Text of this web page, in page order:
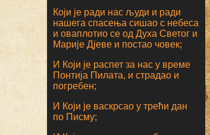
Који је ради нас људи и ради
нашега спасења сишао с небеса
и оваплотио се од Духа Светог и
Марије Дјеве и постао човек;
И Који је распет за нас у време
Понтија Пилата, и страдао и
погребен;
И Који је васкрсао у трећи дан
по Писму;